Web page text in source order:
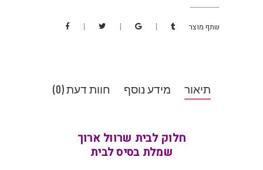
חום
שתף מוצר
תיאור מידע נוסף חוות דעת (0)
חלוק לבית שרוול ארוך
שמלת בסיס לבית